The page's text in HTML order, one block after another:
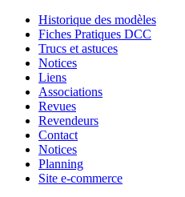
Historique des modèles
Fiches Pratiques DCC
Trucs et astuces
Notices
Liens
Associations
Revues
Revendeurs
Contact
Notices
Planning
Site e-commerce